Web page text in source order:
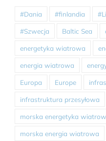
#Dania #finlandia
#Szwecja Baltic Sea
energetyka wiatrowa
energia wiatrowa
Europa Europe
infrastruktura przesyłowa
morska energetyka
morska energia wiatrowa